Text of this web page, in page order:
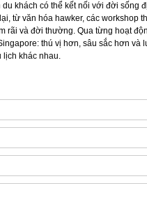
khách có thể kết nối với đời sống
từ văn hóa hawker, các workshop
rãi và đời thường. Qua từng hoạt
thú vị hơn, sâu sắc hơn và
lịch khác nhau.